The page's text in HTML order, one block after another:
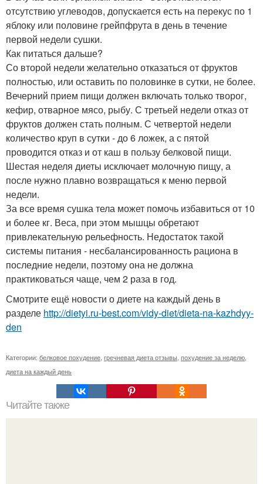
отсутствию углеводов, допускается есть на перекус по 1
яблоку или половине грейпфрута в день в течение
первой недели сушки.
Как питаться дальше?
Со второй недели желательно отказаться от фруктов
полностью, или оставить по половинке в сутки, не более.
Вечерний прием пищи должен включать только творог,
кефир, отварное мясо, рыбу. С третьей недели отказ от
фруктов должен стать полным. С четвертой недели
количество круп в сутки - до 6 ложек, а с пятой
проводится отказ и от каш в пользу белковой пищи.
Шестая неделя диеты исключает молочную пищу, а
после нужно плавно возвращаться к меню первой
недели.
За все время сушка тела может помочь избавиться от 10
и более кг. Веса, при этом мышцы обретают
привлекательную рельефность. Недостаток такой
системы питания - несбалансированность рациона в
последние недели, поэтому она не должна
практиковаться чаще, чем 2 раза в год.
Смотрите ещё новости о диете на каждый день в
разделе http://dietyi.ru-best.com/vidy-diet/dieta-na-kazhdyy-
den
Категории: белковое похудение гречневая диета отзывы похудение за неделю
диета на каждый день
Читайте также